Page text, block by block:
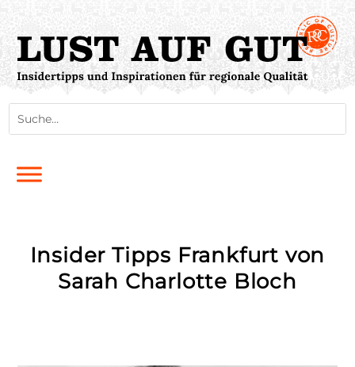
Insider Tipps Frankfurt von
Sarah Charlotte Bloch